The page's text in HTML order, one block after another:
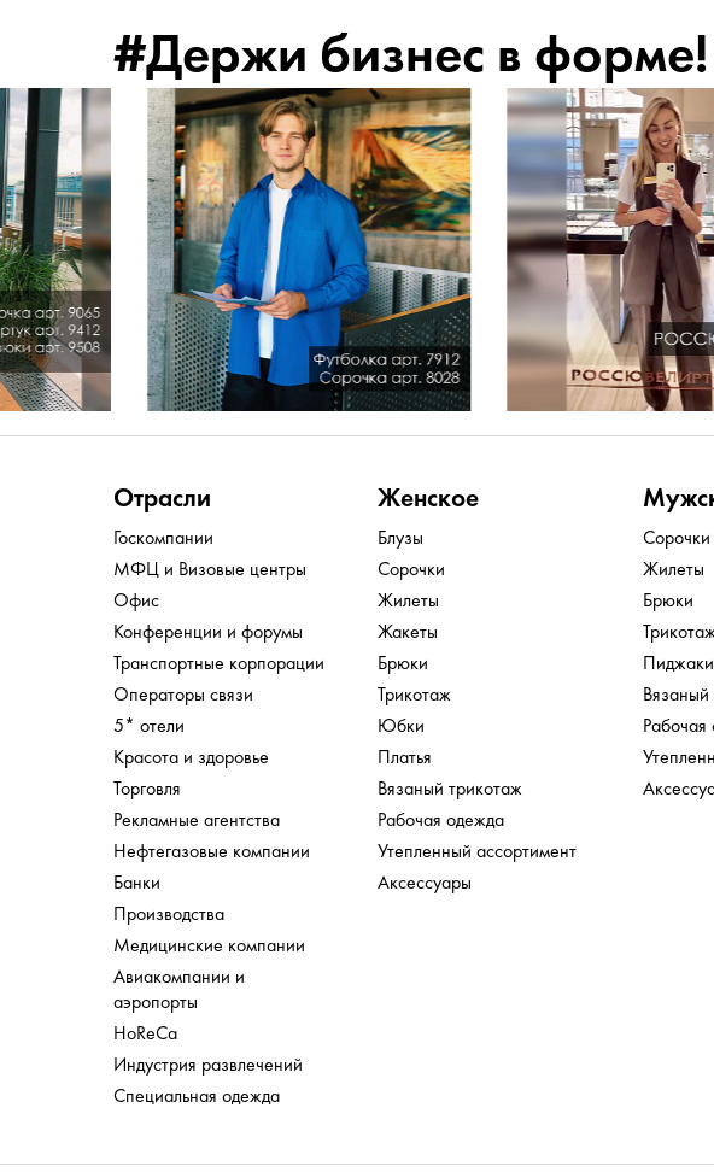
#Держи бизнес в форме!
Отрасли
Госкомпании
МФЦ и Визовые центры
Офис
Конференции и форумы
Транспортные корпорации
Операторы связи
5* отели
Красота и здоровье
Торговля
Рекламные агентства
Нефтегазовые компании
Банки
Производства
Медицинские компании
Авиакомпании и
аэропорты
HoReCa
Индустрия развлечений
Специальная одежда
Женское
Блузы
Сорочки
Жилеты
Жакеты
Брюки
Трикотаж
Юбки
Платья
Вязаный трикотаж
Рабочая одежда
Утепленный ассортимент
Аксессуары
Сорочки
Жилеты
Брюки
Пиджаки